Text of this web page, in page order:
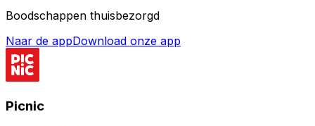
Boodschappen thuisbezorgd
Naar de appDownload onze app
Picnic